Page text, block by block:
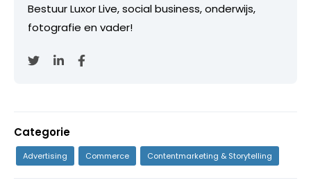
Bestuur Luxor Live, social business, onderwijs,
fotografie en vader!
Categorie
Advertising Commerce Contentmarketing & Storytelling